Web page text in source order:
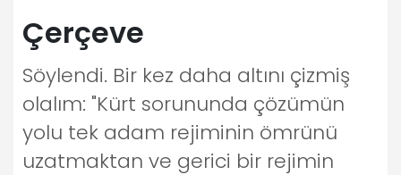
Çerçeve
Söylendi. Bir kez daha altını çizmiş
olalım: "Kürt sorununda çözümün
yolu tek adam rejiminin ömrünü
uzatmaktan ve gerici bir rejimin